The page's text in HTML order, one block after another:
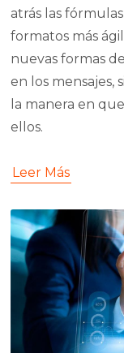
atrás las
formatos más
nuevas formas
en los mensajes,
la manera en
ellos.
Leer Más